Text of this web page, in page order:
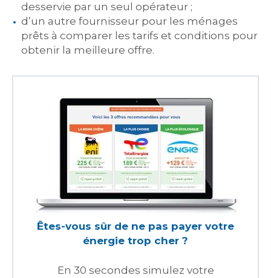
desservie par un seul opérateur ;
d’un autre fournisseur pour les ménages
prêts à comparer les tarifs et conditions pour
obtenir la meilleure offre.
Êtes-vous sûr de ne pas payer votre
énergie trop cher ?
En 30 secondes simulez votre